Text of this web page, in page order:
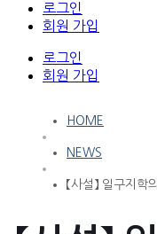
로그인
회원 가입
로그인
회원 가입
HOME
NEWS
【사설】 일구지